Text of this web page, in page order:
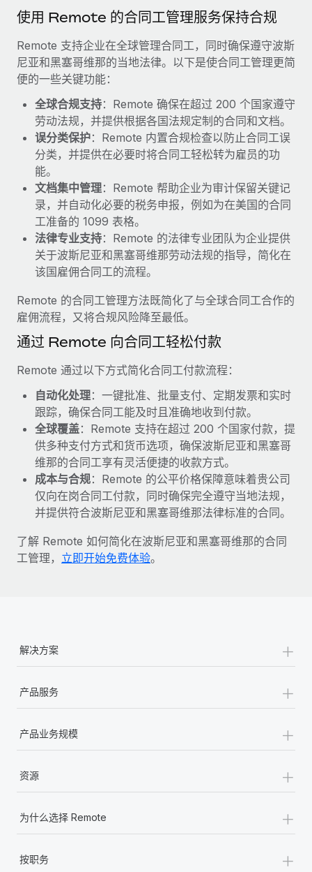
背景调查
合规守望台
防范合规风险
设备管理
在全球范围内配置和跟踪 IT 设备
实体设立
快速建立合规实体
人员调配与搬迁
轻松搬迁员工
福利
轻松管理员工福利
案例研究
Cultivating a Thriving Remote-First Culture in
Partnership with Remote
At a glance Discover the evolution of TheyDo, a pioneering
journey management platform that has...
了解更多
Reverse Tech's strategic partnership with
Remote for contractor management and
payroll
Reverse Tech at a glance Health and wellness startup,
Reverse Tech, partnered with Remote to manage...
了解更多
博客
Why owned entities are key to maintaining
EOR compliance
As the global workforce continues to expand in response
to the demands of today’s labor market, the...
了解更多
What a Workday global payroll implementation
actually looks like
Most teams hear "payroll implementation" and picture a
six-month project with a dedicated team....
了解更多
使用 Remote 的合同工管理服务保持合规
Remote 支持企业在全球管理合同工，同时确保遵守波斯
尼亚和黑塞哥维那的当地法律。以下是使合同工管理更简
便的一些关键功能：
全球合规支持：Remote 确保在超过 200 个国家遵守
劳动法规，并提供根据各国法规定制的合同和文档。
误分类保护：Remote 内置合规检查以防止合同工误
分类，并提供在必要时将合同工轻松转为雇员的功
能。
文档集中管理：Remote 帮助企业为审计保留关键记
录，并自动化必要的税务申报，例如为在美国的合同
工准备的 1099 表格。
法律专业支持：Remote 的法律专业团队为企业提供
关于波斯尼亚和黑塞哥维那劳动法规的指导，简化在
该国雇佣合同工的流程。
Remote 的合同工管理方法既简化了与全球合同工合作的
雇佣流程，又将合规风险降至最低。
通过 Remote 向合同工轻松付款
Remote 通过以下方式简化合同工付款流程：
自动化处理：一键批准、批量支付、定期发票和实时
跟踪，确保合同工能及时且准确地收到付款。
全球覆盖：Remote 支持在超过 200 个国家付款，提
供多种支付方式和货币选项，确保波斯尼亚和黑塞哥
维那的合同工享有灵活便捷的收款方式。
成本与合规：Remote 的公平价格保障意味着贵公司
仅向在岗合同工付款，同时确保完全遵守当地法规，
并提供符合波斯尼亚和黑塞哥维那法律标准的合同。
了解 Remote 如何简化在波斯尼亚和黑塞哥维那的合同
工管理， 立即开始免费体验。
解决方案 +
产品服务 +
产品业务规模 +
资源 +
为什么选择 Remote +
按职务 +